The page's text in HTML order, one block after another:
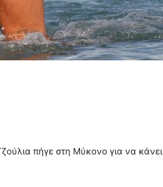
πήγε στη Μύκονο για να κάνει